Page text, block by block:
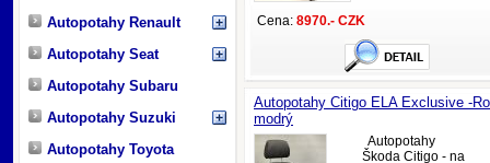
Autopotahy Renault
Autopotahy Seat
Autopotahy Subaru
Autopotahy Suzuki
Autopotahy Toyota
Cena: 8970.- CZK
Autopotahy Citigo ELA Exclusive -
modrý
Autopotahy
Škoda Citigo - na